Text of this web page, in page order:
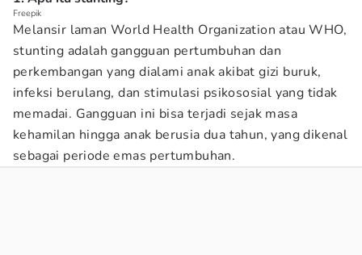
Freepik
Melansir laman World Health Organization atau WHO,
stunting adalah gangguan pertumbuhan dan
perkembangan yang dialami anak akibat gizi buruk,
infeksi berulang, dan stimulasi psikososial yang tidak
memadai. Gangguan ini bisa terjadi sejak masa
kehamilan hingga anak berusia dua tahun, yang dikenal
sebagai periode emas pertumbuhan.